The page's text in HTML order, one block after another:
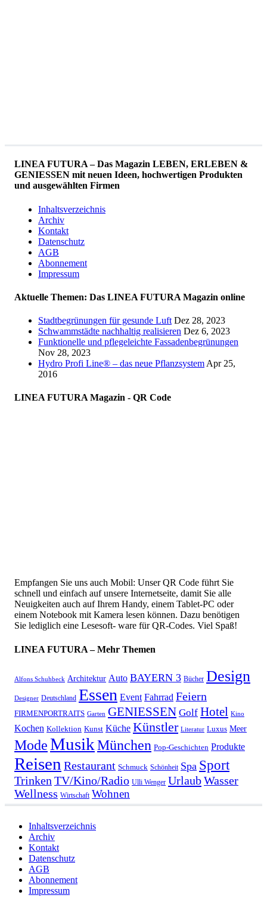
LINEA FUTURA – Das Magazin LEBEN, ERLEBEN &
GENIESSEN mit neuen Ideen, hochwertigen Produkten
und ausgewählten Firmen
Inhaltsverzeichnis
Archiv
Kontakt
Datenschutz
AGB
Abonnement
Impressum
Aktuelle Themen: Das LINEA FUTURA Magazin online
Stadtbegrünungen für gesunde Luft Dez 28, 2023
Schwammstädte nachhaltig realisieren Dez 6, 2023
Funktionelle und pflegeleichte Fassadenbegrünungen
Nov 28, 2023
Hydro Profi Line® – das neue Pflanzsystem Apr 25,
2016
LINEA FUTURA Magazin - QR Code
Empfangen Sie uns auch Mobil: Unser QR Code führt Sie
schnell und einfach auf unsere Internetseite, damit Sie alle
Neuigkeiten auch auf Ihrem Handy, einem Tablet-PC oder
einem Notebook mit Kamera lesen können. Dazu benötigen
Sie lediglich eine Lesesoft- ware für QR-Codes. Viel Spaß!
LINEA FUTURA – Mehr Themen
Alfons Schuhbeck Architektur Auto BAYERN 3 Bücher Design
Designer Deutschland Essen Event Fahrrad Feiern
FIRMENPORTRAITS Garten GENIESSEN Golf Hotel Kino
Kochen Kollektion Kunst Küche Künstler Literatur Luxus Meer
ModeMusikMünchen Pop-Geschichten Produkte
Reisen Restaurant Schmuck Schönheit Spa Sport
Trinken TV/Kino/Radio Ulli Wenger UrlaubWasser
Wellness Wirtschaft Wohnen
Inhaltsverzeichnis
Archiv
Kontakt
Datenschutz
AGB
Abonnement
Impressum